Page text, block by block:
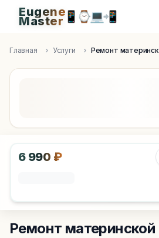
Apple Diagnostics &
Eugene
Master📱 ⌚💻📲
Главная Услуги Ремонт
6 990 ₽
Ремонт